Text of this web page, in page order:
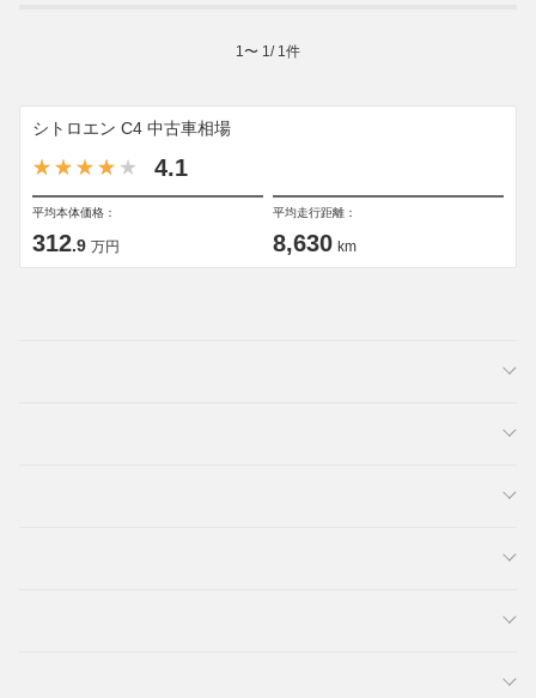
1 〜 1 / 1 件
シトロエン C4 中古車相場
4.1
平均本体価格：
312.9 万円
平均走行距離：
8,630 km